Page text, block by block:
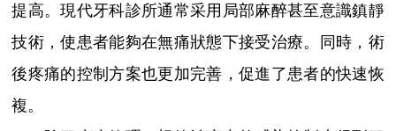
提高。現代牙科診所通常采用局部麻醉甚至意識鎮靜
技術，使患者能夠在無痛狀態下接受治療。同時，術
後疼痛的控制方案也更加完善，促進了患者的快速恢
複。